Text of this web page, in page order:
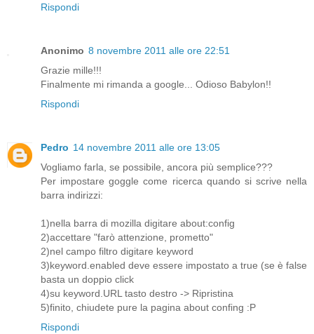
Rispondi
Anonimo 8 novembre 2011 alle ore 22:51
Grazie mille!!!
Finalmente mi rimanda a google... Odioso Babylon!!
Rispondi
Pedro 14 novembre 2011 alle ore 13:05
Vogliamo farla, se possibile, ancora più semplice???
Per impostare goggle come ricerca quando si scrive nella
barra indirizzi:
1)nella barra di mozilla digitare about:config
2)accettare "farò attenzione, prometto"
2)nel campo filtro digitare keyword
3)keyword.enabled deve essere impostato a true (se è false
basta un doppio click
4)su keyword.URL tasto destro -> Ripristina
5)finito, chiudete pure la pagina about confing :P
Rispondi